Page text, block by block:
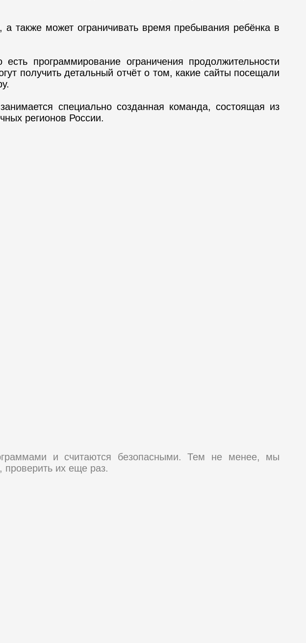
а также может ограничивать время пребывания ребёнка в
программирование ограничения продолжительности
получить детальный отчёт о том, какие сайты посещали
специально созданная команда, состоящая из
регионов России.
и считаются безопасными. Тем не менее, мы
проверить их еще раз.